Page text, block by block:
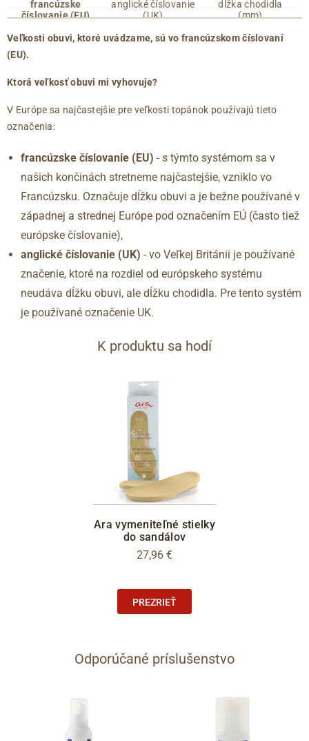
francúzske
číslovanie (EU)
35
36
37
38
38.5
39
43
44
45
46
anglické číslovanie
(UK)
2.5
3
4
5
6
9
9.5
10
11
12.5
dĺžka chodidla
(mm)
215
220
240
265
270
280
285
290
Veľkosti obuvi, ktoré uvádzame, sú vo francúzskom číslovaní
(EU).
Ktorá veľkosť obuvi mi vyhovuje?
V Európe sa najčastejšie pre veľkosti topánok používajú tieto
označenia:
francúzske číslovanie (EU) - s týmto systémom sa v
našich končinách stretneme najčastejšie, vzniklo vo
Francúzsku. Označuje dĺžku obuvi a je bežne používané v
západnej a strednej Európe pod označením EÚ (často tiež
európske číslovanie),
anglické číslovanie (UK) - vo Veľkej Británii je používané
značenie, ktoré na rozdiel od európskeho systému
neudáva dĺžku obuvi, ale dĺžku chodidla. Pre tento systém
je používané označenie UK.
K produktu sa hodí
Ara vymeniteľné stielky
do sandálov
27,96 €
PREZRIEŤ
Odporúčané príslušenstvo